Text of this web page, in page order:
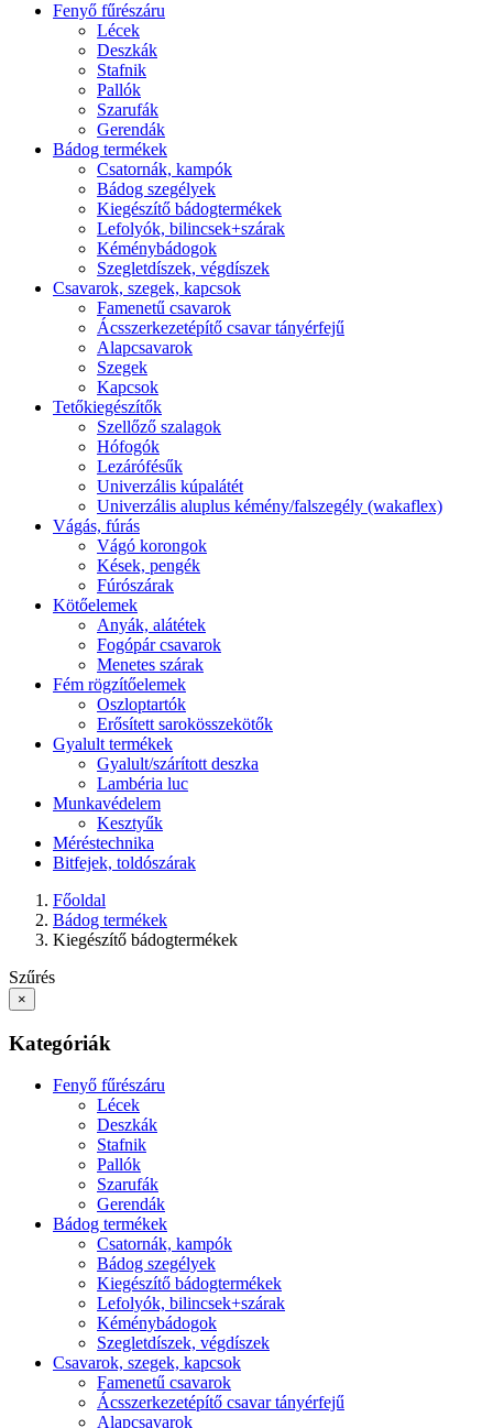
Fenyő fűrészáru
Lécek
Deszkák
Stafnik
Pallók
Szarufák
Gerendák
Bádog termékek
Csatornák, kampók
Bádog szegélyek
Kiegészítő bádogtermékek
Lefolyók, bilincsek+szárak
Kéménybádogok
Szegletdíszek, végdíszek
Csavarok, szegek, kapcsok
Famenetű csavarok
Ácsszerkezetépítő csavar tányérfejű
Alapcsavarok
Szegek
Kapcsok
Tetőkiegészítők
Szellőző szalagok
Hófogók
Lezárófésűk
Univerzális kúpalátét
Univerzális aluplus kémény/falszegély (wakaflex)
Vágás, fúrás
Vágó korongok
Kések, pengék
Fúrószárak
Kötőelemek
Anyák, alátétek
Fogópár csavarok
Menetes szárak
Fém rögzítőelemek
Oszloptartók
Erősített sarokösszekötők
Gyalult termékek
Gyalult/szárított deszka
Lambéria luc
Munkavédelem
Kesztyűk
Méréstechnika
Bitfejek, toldószárak
Főoldal
Bádog termékek
Kiegészítő bádogtermékek
Szűrés
×
Kategóriák
Fenyő fűrészáru
Lécek
Deszkák
Stafnik
Pallók
Szarufák
Gerendák
Bádog termékek
Csatornák, kampók
Bádog szegélyek
Kiegészítő bádogtermékek
Lefolyók, bilincsek+szárak
Kéménybádogok
Szegletdíszek, végdíszek
Csavarok, szegek, kapcsok
Famenetű csavarok
Ácsszerkezetépítő csavar tányérfejű
Alapcsavarok